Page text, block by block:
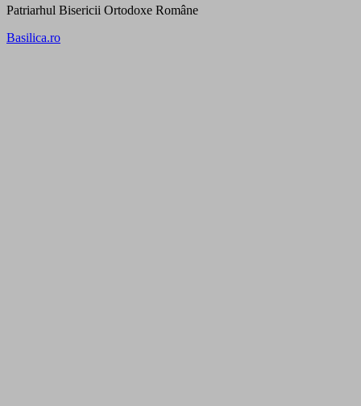
Patriarhul Bisericii Ortodoxe Române
Basilica.ro